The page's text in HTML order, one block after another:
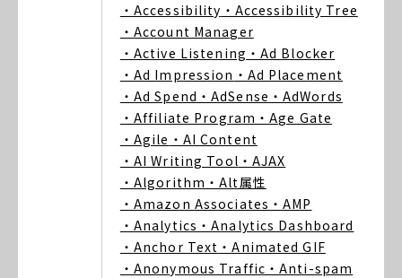
・Accessibility ・Accessibility Tree
・Account Manager
・Active Listening ・Ad Blocker
・Ad Impression ・Ad Placement
・Ad Spend ・AdSense ・AdWords
・Affiliate Program ・Age Gate
・Agile ・AI Content
・AI Writing Tool ・AJAX
・Algorithm ・Alt属性
・Amazon Associates ・AMP
・Analytics ・Analytics Dashboard
・Anchor Text ・Animated GIF
・Anonymous Traffic ・Anti-spam